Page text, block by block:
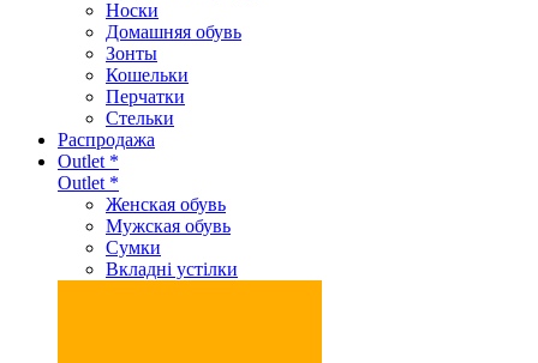
Носки
Домашняя обувь
Зонты
Кошельки
Перчатки
Стельки
Распродажа
Outlet *
Outlet *
Женская обувь
Мужская обувь
Сумки
Вкладні устілки